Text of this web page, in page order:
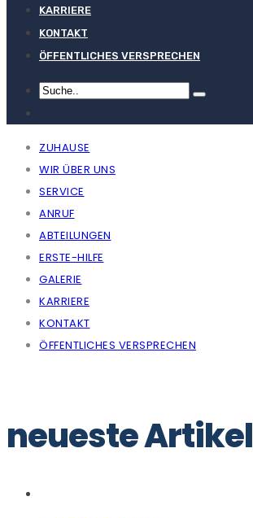
KARRIERE
KONTAKT
ÖFFENTLICHES VERSPRECHEN
ZUHAUSE
WIR ÜBER UNS
SERVICE
ANRUF
ABTEILUNGEN
ERSTE-HILFE
GALERIE
KARRIERE
KONTAKT
ÖFFENTLICHES VERSPRECHEN
neueste Artikel